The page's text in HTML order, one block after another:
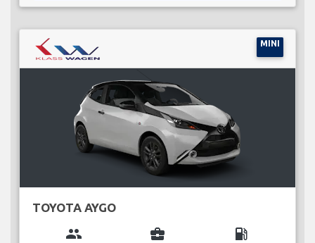
MINI
TOYOTA AYGO
group business_center local_gas_station